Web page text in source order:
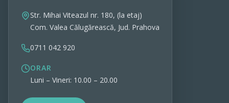
Str. Mihai Viteazul nr. 180, (la etaj)
Com. Valea Călugărească, Jud. Prahova
0711 042 920
ORAR
Luni – Vineri: 10.00 – 20.00